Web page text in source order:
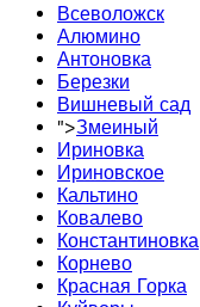
Всеволожск
Алюмино
Антоновка
Березки
Вишневый сад
">Змеиный
Ириновка
Ириновское
Кальтино
Ковалево
Константиновка
Корнево
Красная Горка